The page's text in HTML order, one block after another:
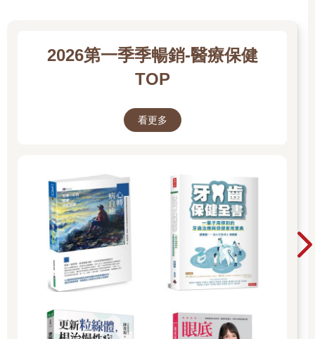
2026第一季季暢銷-醫療保健
TOP
看更多